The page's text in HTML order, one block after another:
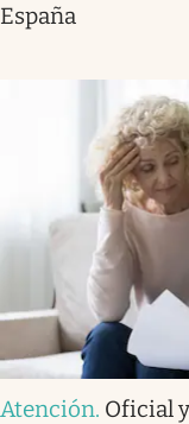
España
Atención. Oficial